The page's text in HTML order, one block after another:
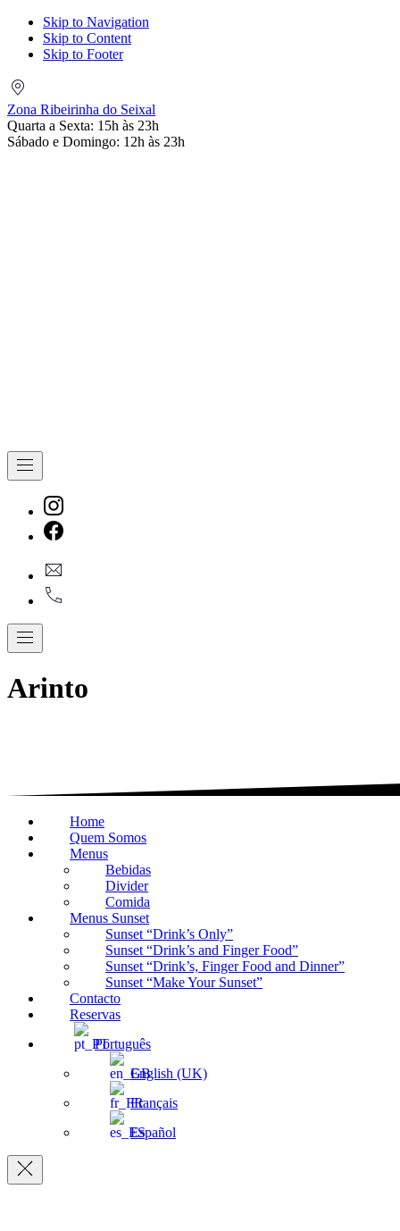
Skip to Navigation
Skip to Content
Skip to Footer
do
Seixal
Zona Ribeirinha do Seixal
Quarta a Sexta: 15h às 23h
Sábado e Domingo: 12h às 23h
Navigation
New
Window
Window
Navigation
Arinto
Home
Quem Somos
Menus
Bebidas
Divider
Comida
Menus Sunset
Sunset “Drink’s Only”
Sunset “Drink’s and Finger Food”
Sunset “Drink’s, Finger Food and Dinner”
Sunset “Make Your Sunset”
Contacto
Reservas
Português
English (UK)
Français
Español
Navigation